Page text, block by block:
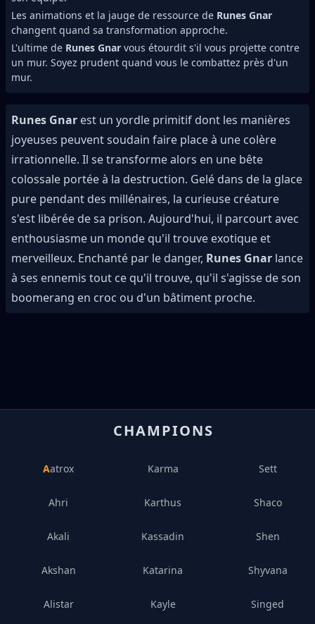
Les animations et la jauge de ressource de Runes Gnar
changent quand sa transformation approche.
L'ultime de Runes Gnar vous étourdit s'il vous projette contre
un mur. Soyez prudent quand vous le combattez près d'un
mur.
Runes Gnar est un yordle primitif dont les manières
joyeuses peuvent soudain faire place à une colère
irrationnelle. Il se transforme alors en une bête
colossale portée à la destruction. Gelé dans de la glace
pure pendant des millénaires, la curieuse créature
s'est libérée de sa prison. Aujourd'hui, il parcourt avec
enthousiasme un monde qu'il trouve exotique et
merveilleux. Enchanté par le danger, Runes Gnar lance
à ses ennemis tout ce qu'il trouve, qu'il s'agisse de son
boomerang en croc ou d'un bâtiment proche.
CHAMPIONS
Aatrox
Ahri
Akali
Akshan
Alistar
Karma
Karthus
Kassadin
Katarina
Kayle
Sett
Shaco
Shen
Shyvana
Singed